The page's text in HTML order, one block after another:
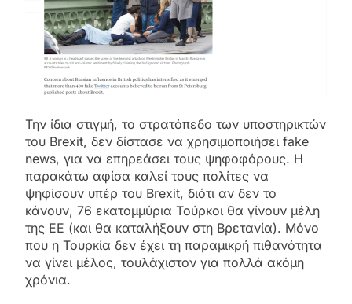
Την ίδια στιγμή, το στρατόπεδο των υποστηρικτών
του Brexit, δεν δίστασε να χρησιμοποιήσει fake
news, για να επηρεάσει τους ψηφοφόρους. Η
παρακάτω αφίσα καλεί τους πολίτες να
ψηφίσουν υπέρ του Brexit, διότι αν δεν το
κάνουν, 76 εκατομμύρια Τούρκοι θα γίνουν μέλη
της ΕΕ (και θα καταλήξουν στη Βρετανία). Μόνο
που η Τουρκία δεν έχει τη παραμικρή πιθανότητα
να γίνει μέλος, τουλάχιστον για πολλά ακόμη
χρόνια.